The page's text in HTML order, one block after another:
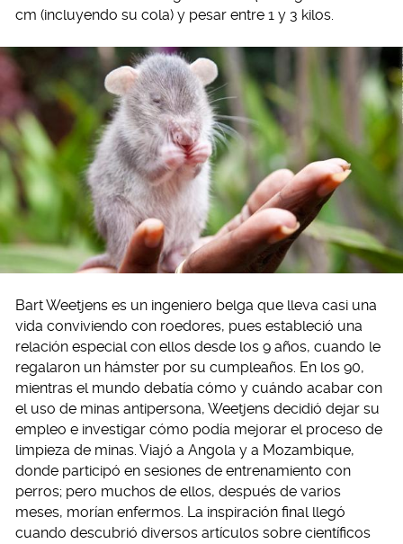
cm (incluyendo su cola) y pesar entre 1 y 3 kilos.
Bart Weetjens es un ingeniero belga que lleva casi una
vida conviviendo con roedores, pues estableció una
relación especial con ellos desde los 9 años, cuando le
regalaron un hámster por su cumpleaños. En los 90,
mientras el mundo debatía cómo y cuándo acabar con
el uso de minas antipersona, Weetjens decidió dejar su
empleo e investigar cómo podía mejorar el proceso de
limpieza de minas. Viajó a Angola y a Mozambique,
donde participó en sesiones de entrenamiento con
perros; pero muchos de ellos, después de varios
meses, morían enfermos. La inspiración final llegó
cuando descubrió diversos artículos sobre científicos